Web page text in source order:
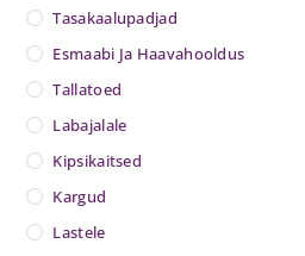
Tasakaalupadjad
Esmaabi Ja Haavahooldus
Tallatoed
Labajalale
Kipsikaitsed
Kargud
Lastele